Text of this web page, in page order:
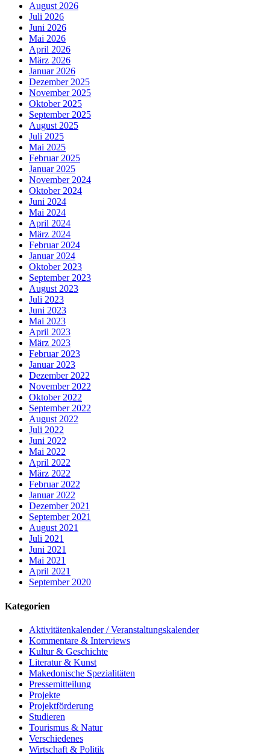
August 2026
Juli 2026
Juni 2026
Mai 2026
April 2026
März 2026
Januar 2026
Dezember 2025
November 2025
Oktober 2025
September 2025
August 2025
Juli 2025
Mai 2025
Februar 2025
Januar 2025
November 2024
Oktober 2024
Juni 2024
Mai 2024
April 2024
März 2024
Februar 2024
Januar 2024
Oktober 2023
September 2023
August 2023
Juli 2023
Juni 2023
Mai 2023
April 2023
März 2023
Februar 2023
Januar 2023
Dezember 2022
November 2022
Oktober 2022
September 2022
August 2022
Juli 2022
Juni 2022
Mai 2022
April 2022
März 2022
Februar 2022
Januar 2022
Dezember 2021
September 2021
August 2021
Juli 2021
Juni 2021
Mai 2021
April 2021
September 2020
Kategorien
Aktivitätenkalender / Veranstaltungskalender
Kommentare & Interviews
Kultur & Geschichte
Literatur & Kunst
Makedonische Spezialitäten
Pressemitteilung
Projekte
Projektförderung
Studieren
Tourismus & Natur
Verschiedenes
Wirtschaft & Politik